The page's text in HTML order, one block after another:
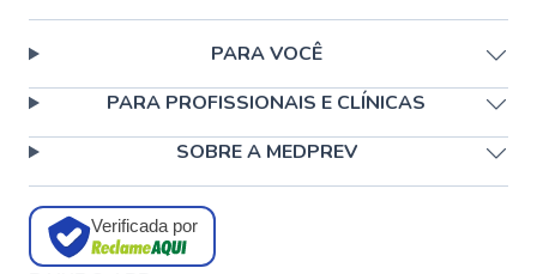
PARA VOCÊ
PARA PROFISSIONAIS E CLÍNICAS
SOBRE A MEDPREV
Verificada por